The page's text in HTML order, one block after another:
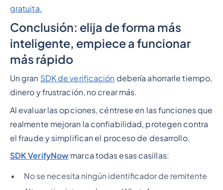
gratuita.
Conclusión: elija de forma más
inteligente, empiece a funcionar
más rápido
Un gran SDK de verificación debería ahorrarle tiempo,
dinero y frustración, no crear más.
Al evaluar las opciones, céntrese en las funciones que
realmente mejoran la confiabilidad, protegen contra
el fraude y simplifican el proceso de desarrollo.
SDK VerifyNow marca todas esas casillas:
No se necesita ningún identificador de remitente